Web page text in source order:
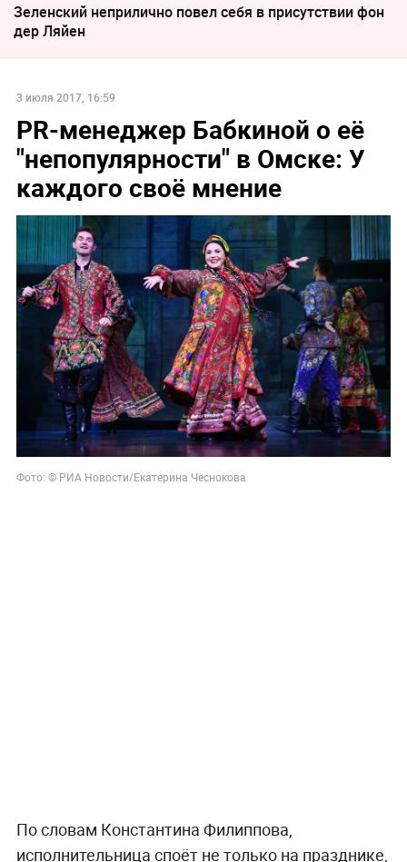
Зеленский неприлично повел cебя в присутствии фон
дер Ляйен
3 июля 2017, 16:59
PR-менеджер Бабкиной о её
"непопулярности" в Омске: У
каждого своё мнение
Фото: © РИА Новости/Екатерина Чеснокова
По словам Константина Филиппова,
исполнительница споёт не только на празднике,